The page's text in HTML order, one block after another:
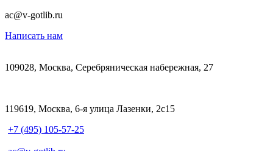
ac@v-gotlib.ru
Написать нам
109028, Москва, Серебряническая набережная, 27
119619, Москва, 6-я улица Лазенки, 2с15
+7 (495) 105-57-25